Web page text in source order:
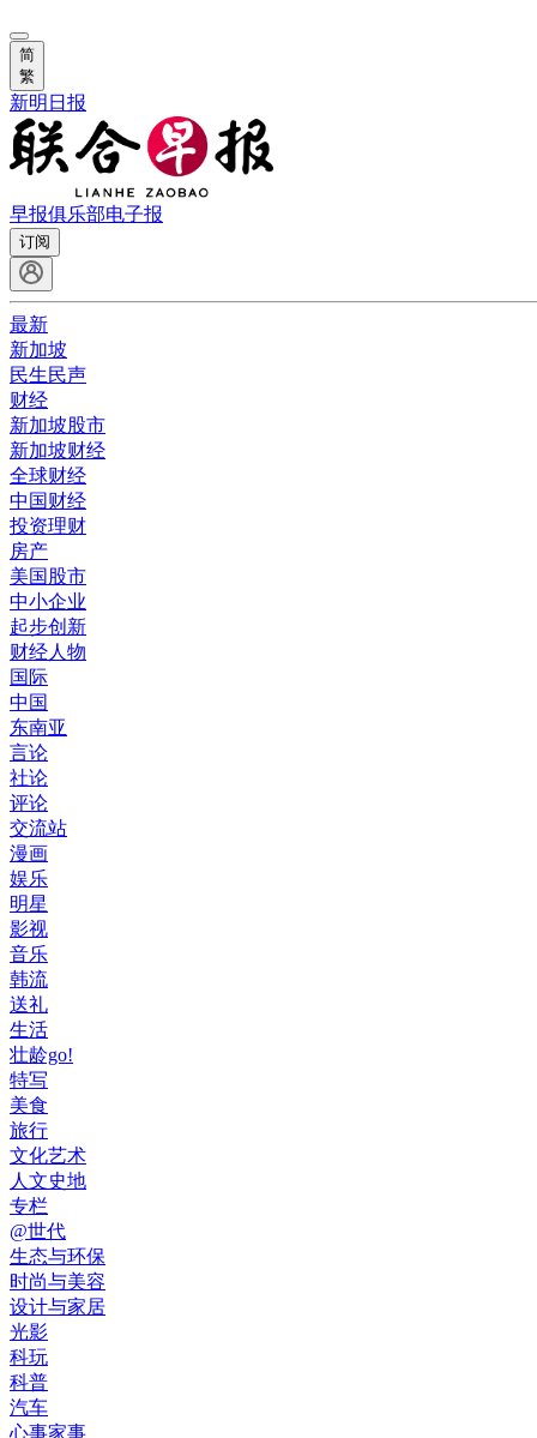
简
繁
新明日报
早报俱乐部电子报
订阅
最新
新加坡
民生民声
财经
新加坡股市
新加坡财经
全球财经
中国财经
投资理财
房产
美国股市
中小企业
起步创新
财经人物
国际
中国
东南亚
言论
社论
评论
交流站
漫画
娱乐
明星
影视
音乐
韩流
送礼
生活
壮龄go!
特写
美食
旅行
文化艺术
人文史地
专栏
@世代
生态与环保
时尚与美容
设计与家居
光影
科玩
科普
汽车
心事家事